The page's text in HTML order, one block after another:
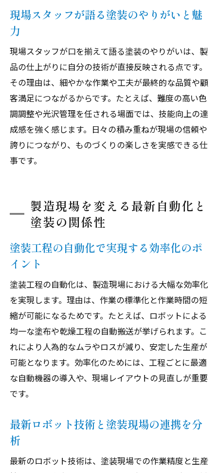
現場スタッフが語る塗装のやりがいと魅
力
現場スタッフが口を揃えて語る塗装のやりがいは、製
品の仕上がりに自分の技術が直接反映される点です。
その理由は、細やかな作業や工夫が最終的な品質や顧
客満足につながるからです。たとえば、難度の高い色
調調整や光沢管理を任される場面では、技能向上の達
成感を強く感じます。日々の積み重ねが現場の信頼や
誇りにつながり、ものづくりの楽しさを実感できる仕
事です。
製造現場を変える最新自動化と
塗装の関係性
塗装工程の自動化で実現する効率化のポ
イント
塗装工程の自動化は、製造現場における大幅な効率化
を実現します。理由は、作業の標準化と作業時間の短
縮が可能になるためです。たとえば、ロボットによる
均一な塗布や乾燥工程の自動搬送が挙げられます。こ
れにより人為的なムラやロスが減り、安定した生産が
可能となります。効率化のためには、工程ごとに最適
な自動機器の導入や、現場レイアウトの見直しが重要
です。
最新ロボット技術と塗装現場の連携を分
析
最新のロボット技術は、塗装現場での作業精度と生産